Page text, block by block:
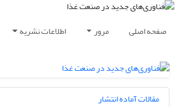
صفحه اصلی مرور اطلاعات نشریه
مقالات آماده انتشار